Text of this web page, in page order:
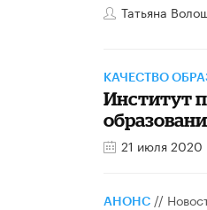
Татьяна
КАЧЕСТВО
Институт
21 июля 2020
АНОНС //